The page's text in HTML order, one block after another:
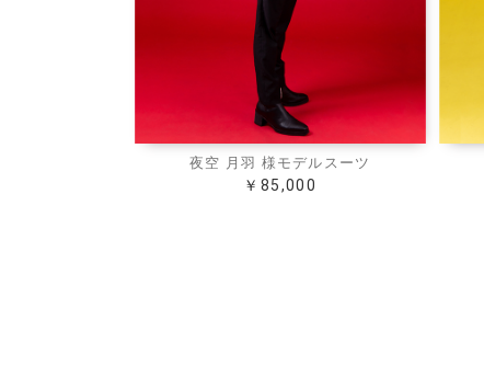
夜空 月羽 様モデルスーツ
￥85,000